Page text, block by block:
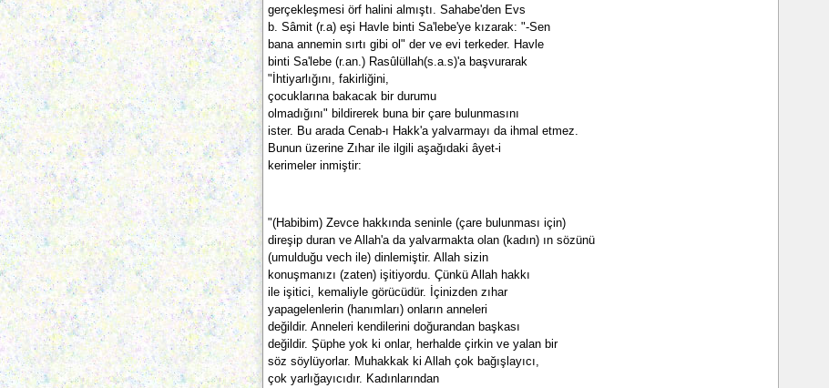
gerçekleşmesi örf halini almıştı. Sahabe'den Evs
b. Sâmit (r.a) eşi Havle binti Sa'lebe'ye kızarak: "-Sen
bana annemin sırtı gibi ol" der ve evi terkeder. Havle
binti Sa'lebe (r.an.) Rasûlüllah(s.a.s)'a başvurarak
"İhtiyarlığını, fakirliğini,
çocuklarına bakacak bir durumu
olmadığını" bildirerek buna bir çare bulunmasını
ister. Bu arada Cenab-ı Hakk'a yalvarmayı da ihmal etmez.
Bunun üzerine Zıhar ile ilgili aşağıdaki âyet-i
kerimeler inmiştir:
"(Habibim) Zevce hakkında seninle (çare bulunması için)
direşip duran ve Allah'a da yalvarmakta olan (kadın) ın sözünü
(umulduğu vech ile) dinlemiştir. Allah sizin
konuşmanızı (zaten) işitiyordu. Çünkü Allah hakkı
ile işitici, kemaliyle görücüdür. İçinizden zıhar
yapagelenlerin (hanımları) onların anneleri
değildir. Anneleri kendilerini doğurandan başkası
değildir. Şüphe yok ki onlar, herhalde çirkin ve yalan bir
söz söylüyorlar. Muhakkak ki Allah çok bağışlayıcı,
çok yarlığayıcıdır. Kadınlarından